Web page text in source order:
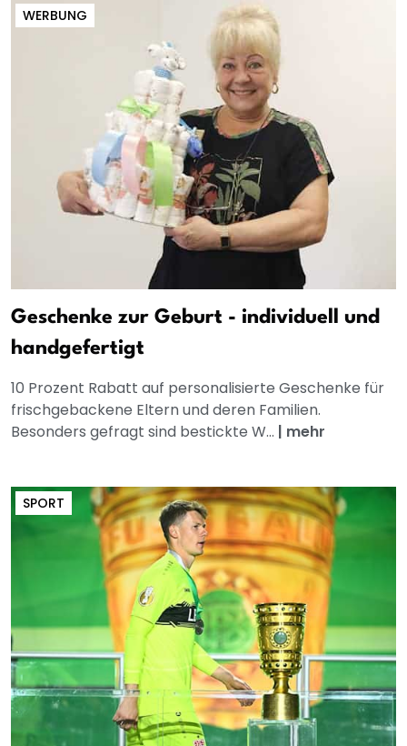
WERBUNG
Geschenke zur Geburt - individuell und
handgefertigt
10 Prozent Rabatt auf personalisierte Geschenke für
frischgebackene Eltern und deren Familien.
Besonders gefragt sind bestickte W... | mehr
SPORT